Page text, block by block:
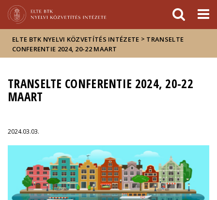
sajtóban
ELTE BTK NYELVI KÖZVETÍTÉS INTÉZETE > TRANSELTE
CONFERENTIE 2024, 20-22 MAART
TRANSELTE CONFERENTIE 2024, 20-22
MAART
2024.03.03.